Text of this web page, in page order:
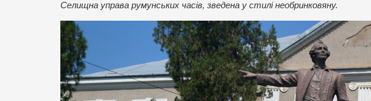
Селищна управа румунських часів, зведена у стилі необринковяну.